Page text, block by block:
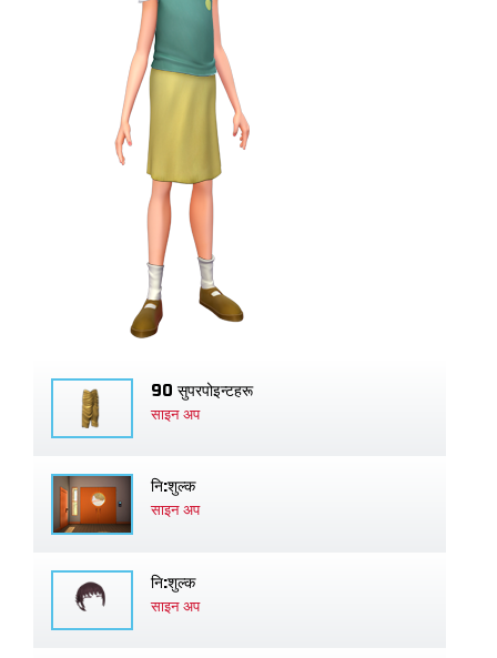
90 सुपरपोइन्टहरू
साइन अप
नि:शुल्क
साइन अप
नि:शुल्क
साइन अप